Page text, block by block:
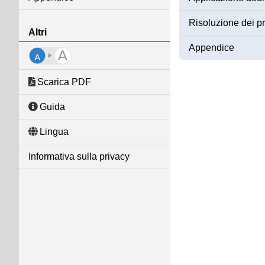
Altri
Scarica PDF
Guida
Lingua
Informativa sulla privacy
Risoluzione dei
Appendice